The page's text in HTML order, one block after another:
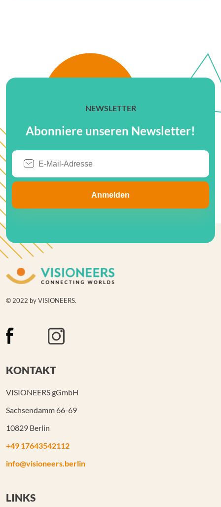
NEWSLETTER
Abonniere unseren Newsletter!
© 2022 by VISIONEERS.
KONTAKT
VISIONEERS gGmbH
Sachsendamm 66-69
10829 Berlin
+49 17643542112
info@visioneers.berlin
LINKS